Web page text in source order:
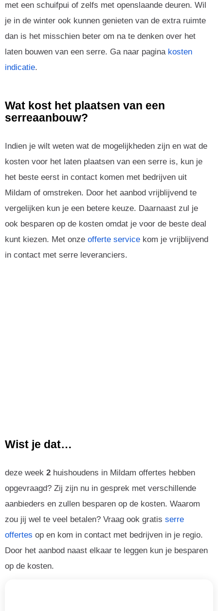
met een schuifpui of zelfs met openslaande deuren. Wil
je in de winter ook kunnen genieten van de extra ruimte
dan is het misschien beter om na te denken over het
laten bouwen van een serre. Ga naar pagina kosten
indicatie.
Wat kost het plaatsen van een
serreaanbouw?
Indien je wilt weten wat de mogelijkheden zijn en wat de
kosten voor het laten plaatsen van een serre is, kun je
het beste eerst in contact komen met bedrijven uit
Mildam of omstreken. Door het aanbod vrijblijvend te
vergelijken kun je een betere keuze. Daarnaast zul je
ook besparen op de kosten omdat je voor de beste deal
kunt kiezen. Met onze offerte service kom je vrijblijvend
in contact met serre leveranciers.
Wist je dat…
deze week 2 huishoudens in Mildam offertes hebben
opgevraagd? Zij zijn nu in gesprek met verschillende
aanbieders en zullen besparen op de kosten. Waarom
zou jij wel te veel betalen? Vraag ook gratis serre
offertes op en kom in contact met bedrijven in je regio.
Door het aanbod naast elkaar te leggen kun je besparen
op de kosten.